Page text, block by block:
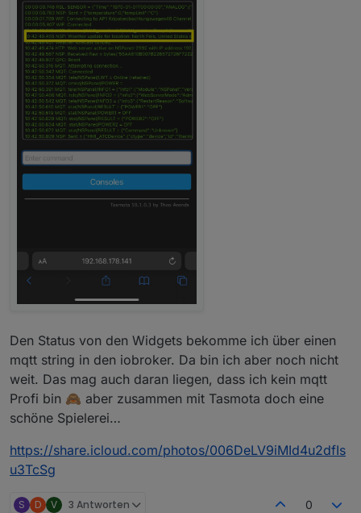
Den Status von den Widgets bekomme ich über einen
mqtt string in den iobroker. Da bin ich aber noch nicht
weit. Das mag auch daran liegen, dass ich kein mqtt
Profi bin 🙈 aber zusammen mit Tasmota doch eine
schöne Spielerei…
https://share.icloud.com/photos/006DeLV9iMId4u2dfIs
u3TcSg
S D V 3 Antworten 0